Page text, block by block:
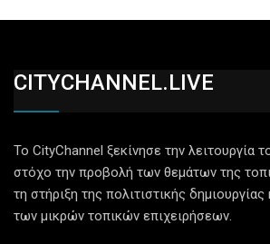
CITYCHANNEL.LIVE
Το CityChannel ξεκίνησε την λειτουργία
στόχο την προβολή των θεμάτων της
τη στήριξη της πολιτιστικής δημιουργίας
των μικρών τοπικών επιχειρήσεων.